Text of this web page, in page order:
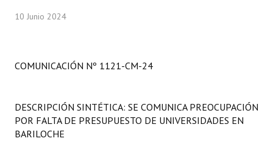
Concejales Mandato Cumplido
LEGISLACIÓN
Constitución Provincial
10 Junio 2024
COMUNICACIÓN Nº 1121-CM-24
DESCRIPCIÓN SINTÉTICA: SE COMUNICA PREOCUPACIÓN
POR FALTA DE PRESUPUESTO DE UNIVERSIDADES EN
BARILOCHE